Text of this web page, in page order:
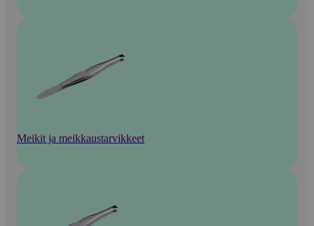
Meikit ja meikkaustarvikkeet